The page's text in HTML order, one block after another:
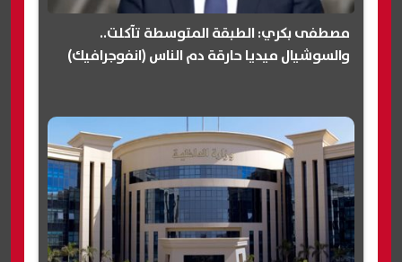
مصطفى بكري: الطبقة المتوسطة تآكلت..
والسوشيال ميديا حارقة دم الناس (انفوجرافيك)